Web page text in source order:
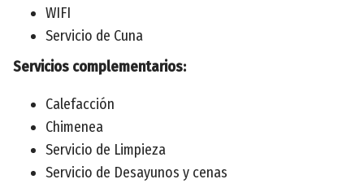
WIFI
Servicio de Cuna
Servicios complementarios:
Calefacción
Chimenea
Servicio de Limpieza
Servicio de Desayunos y cenas